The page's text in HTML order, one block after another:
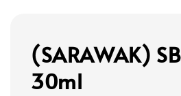
(SARAWAK) SB
30ml